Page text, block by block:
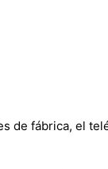
de fábrica, el